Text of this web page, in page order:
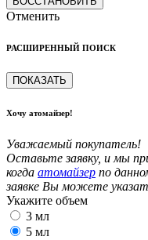
Отменить
РАСШИРЕННЫЙ ПОИСК
ПОКАЗАТЬ
Хочу атомайзер!
Уважаемый покупатель!
Оставьте заявку, и мы
когда атомайзер по
заявке Вы можете
Укажите объем
3 мл
5 мл